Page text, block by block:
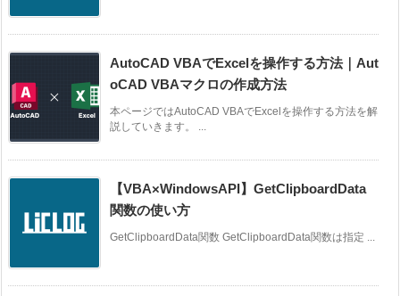
AutoCAD VBAでExcelを操作する方法｜Aut
oCAD VBAマクロの作成方法
本ページではAutoCAD VBAでExcelを操作する方法を解
説していきます。 ...
【VBA×WindowsAPI】GetClipboardData
関数の使い方
GetClipboardData関数 GetClipboardData関数は指定 ...